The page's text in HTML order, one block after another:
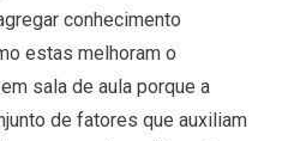
conhecimento
estas melhoram o
sala de aula porque a
de fatores que auxiliam